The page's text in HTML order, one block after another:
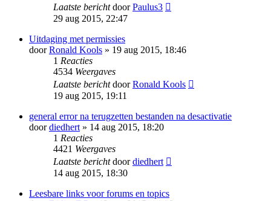
Laatste berichtdoorPaulus3
29 aug 2015, 22:47
Uitdaging met permissies
doorRonald Kools » 19 aug 2015, 18:46
1 Reacties
4534 Weergaves
Laatste berichtdoorRonald Kools
19 aug 2015, 19:11
general error na terugzetten bestanden na desactivatie
doordiedhert » 14 aug 2015, 18:20
1 Reacties
4421 Weergaves
Laatste berichtdoordiedhert
14 aug 2015, 18:30
Leesbare links voor forums en topics